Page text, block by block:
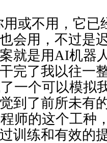
或不用，它已
会用，不过是
就是用AI机器
完了我以往一
一个可以模拟
到了前所未有
师的这个工种
训练和有效的